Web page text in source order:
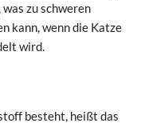
zu schweren
kann, wenn die Katze
wird.
besteht, heißt das